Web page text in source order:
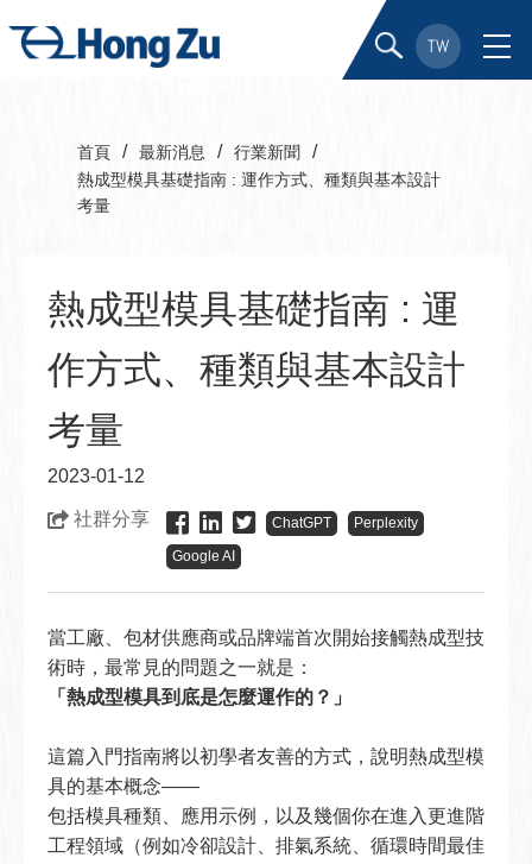
TW
首頁 / 最新消息 / 行業新聞 /
熱成型模具基礎指南 : 運作方式、種類與基本設計
考量
熱成型模具基礎指南 : 運
作方式、種類與基本設計
考量
2023-01-12
社群分享 ChatGPT
Perplexity
Google AI
當工廠、包材供應商或品牌端首次開始接觸熱成型技
術時，最常見的問題之一就是：
「熱成型模具到底是怎麼運作的？」
這篇入門指南將以初學者友善的方式，說明熱成型模
具的基本概念——
包括模具種類、應用示例，以及幾個你在進入更進階
工程領域（例如冷卻設計、排氣系統、循環時間最佳